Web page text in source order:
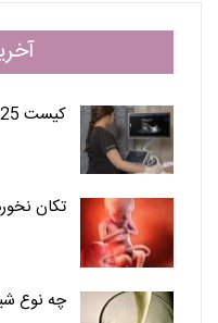
کیست 25 میلی متری تخمدان قبل پریود
تکان
چه نوع